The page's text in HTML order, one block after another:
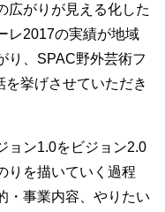
広がりが見える化した
レ2017の実績が地域
り、SPAC野外芸術フ
挙げさせていただき
ョン1.0をビジョン2.0
りを描いていく過程
・事業内容、やりたい